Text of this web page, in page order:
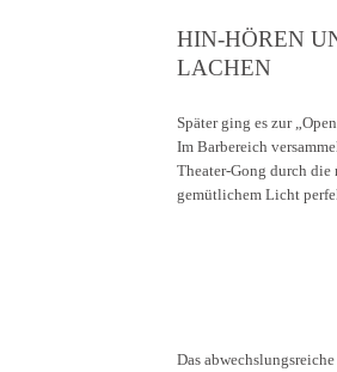
HIN-HÖREN
LACHEN
Später ging es zur
Im Barbereich
Theater-Gong durch
gemütlichem Licht
Das